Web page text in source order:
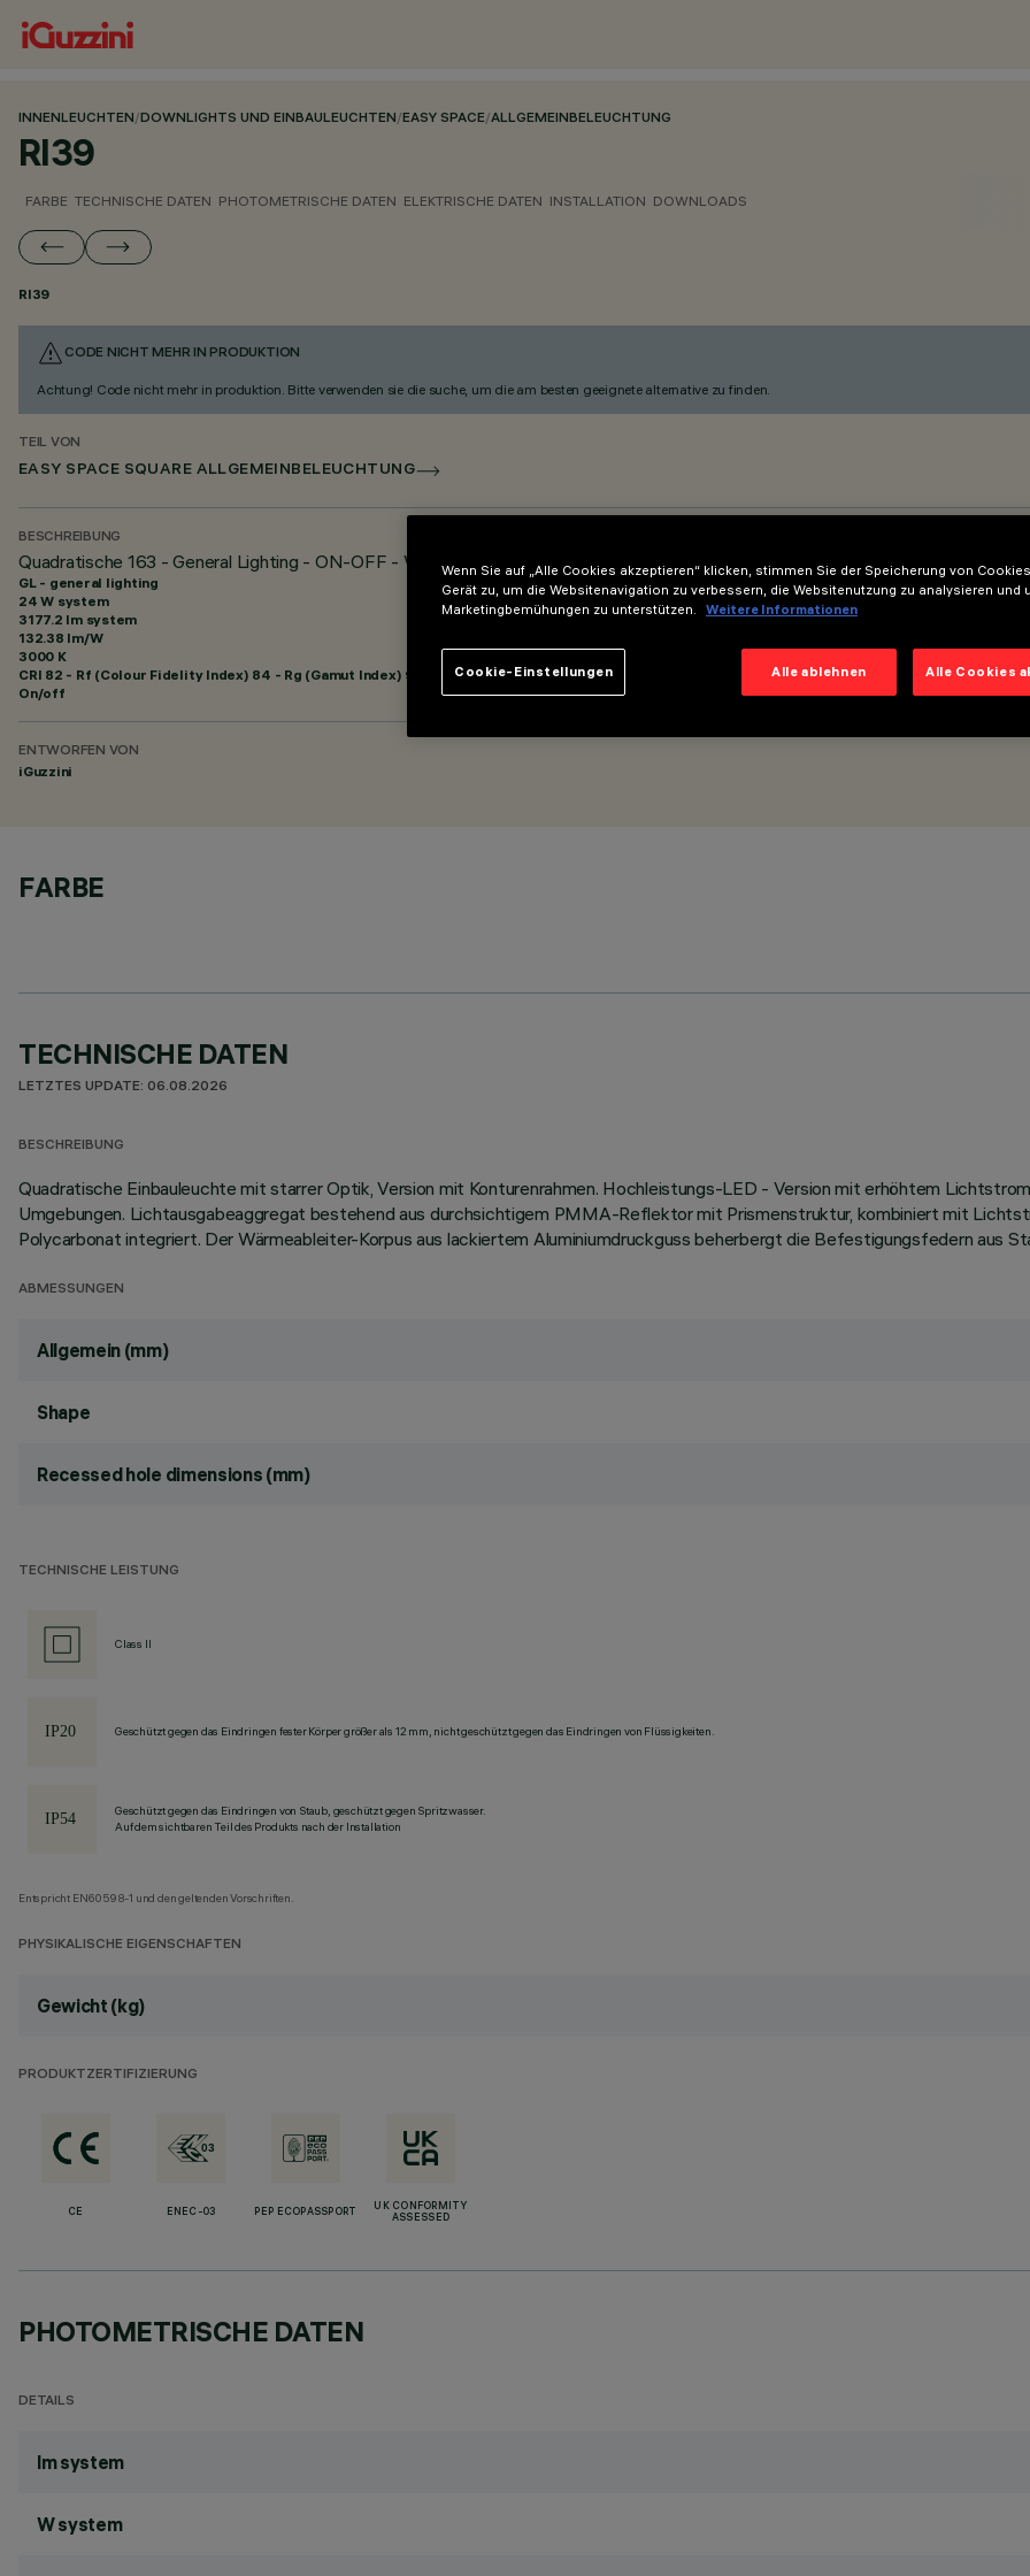
INNENLEUCHTEN/DOWNLIGHTS UND EINBAULEUCHTEN/EASY SPACE/ALLGEMEINBELEUCHTUNG
RI39
FARBE TECHNISCHE DATEN PHOTOMETRISCHE DATEN ELEKTRISCHE DATEN INSTALLATION DOWNLOADS
RI39
CODE NICHT MEHR IN PRODUKTION
Achtung! Code nicht mehr in produktion. Bitte verwenden sie die suche, um die am besten geeignete alternative zu finden.
TEIL VON
EASY SPACE SQUARE ALLGEMEINBELEUCHTUNG
BESCHREIBUNG
Quadratische 163 - General Lighting - ON-OFF - Warm White
GL - general lighting
24 W system
3177.2 lm system
132.38 lm/W
3000 K
CRI 82 - Rf (Colour Fidelity Index) 84 - Rg (Gamut Index) 95
On/off
ENTWORFEN VON
iGuzzini
FARBE
TECHNISCHE DATEN
LETZTES UPDATE: 06.08.2026
BESCHREIBUNG
Quadratische Einbauleuchte mit starrer Optik, Version mit Konturenrahmen. Hochleistungs-LED - Version mit erhöhtem
Umgebungen. Lichtausgabeaggregat bestehend aus durchsichtigem PMMA-Reflektor mit Prismenstruktur, kombiniert mit
Polycarbonat integriert. Der Wärmeableiter-Korpus aus lackiertem Aluminiumdruckguss beherbergt die Befestigungsfedern aus
ABMESSUNGEN
Allgemein (mm)
Shape
Recessed hole dimensions (mm)
TECHNISCHE LEISTUNG
Class II
Geschützt gegen das Eindringen fester Körper größer als 12 mm, nicht geschützt gegen das Eindringen von Flüssigkeiten.
Geschützt gegen das Eindringen von Staub, geschützt gegen Spritzwasser.
Auf dem sichtbaren Teil des Produkts nach der Installation
Entspricht EN60598-1 und den geltenden Vorschriften.
PHYSIKALISCHE EIGENSCHAFTEN
Gewicht (kg)
PRODUKTZERTIFIZIERUNG
CE ENEC-03 PEP ECOPASSPORT
UK CONFORMITY
ASSESSED
PHOTOMETRISCHE DATEN
DETAILS
lm system
W system
Wenn Sie auf „Alle Cookies akzeptieren“ klicken, stimmen Sie der Speicherung von
Gerät zu, um die Websitenavigation zu verbessern, die Websitenutzung zu analysieren und
Marketingbemühungen zu unterstützen.
Weitere Informationen
Alle ablehnen Alle Cookies
Cookie-Einstellungen